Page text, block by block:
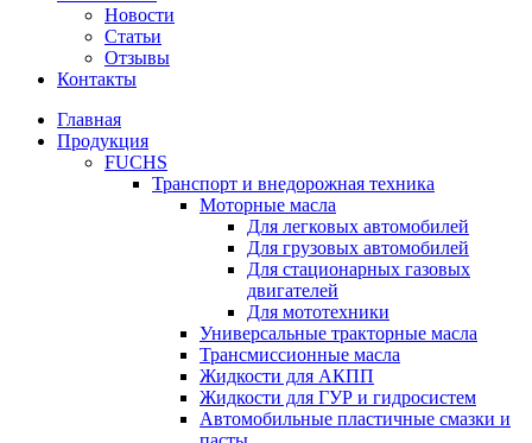
Новости
Статьи
Отзывы
Контакты
Главная
Продукция
FUCHS
Транспорт и внедорожная техника
Моторные масла
Для легковых автомобилей
Для грузовых автомобилей
Для стационарных газовых
двигателей
Для мототехники
Универсальные тракторные масла
Трансмиссионные масла
Жидкости для АКПП
Жидкости для ГУР и гидросистем
Автомобильные пластичные смазки и